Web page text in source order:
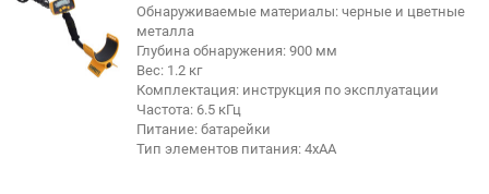
60
Обнаруживаемые материалы: черные и цветные
металла
Глубина обнаружения: 900 мм
Вес: 1.2 кг
Комплектация: инструкция по эксплуатации
Частота: 6.5 кГц
Питание: батарейки
Тип элементов питания: 4хАА